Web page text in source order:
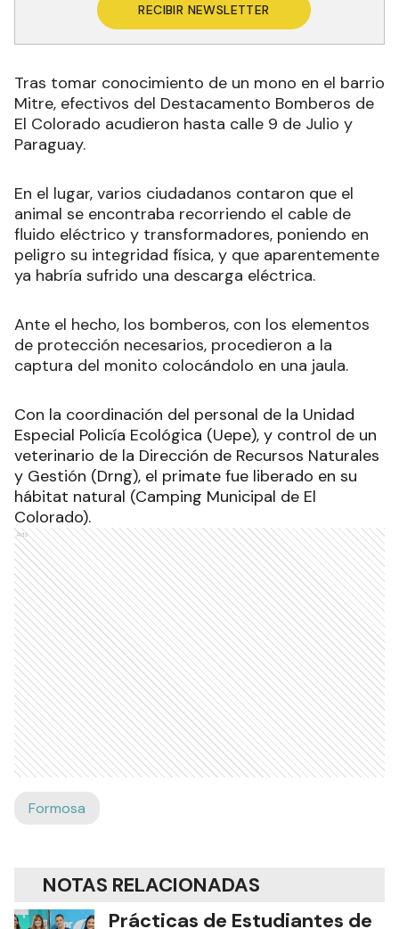
RECIBIR NEWSLETTER
Tras tomar conocimiento de un mono en el barrio
Mitre, efectivos del Destacamento Bomberos de
El Colorado acudieron hasta calle 9 de Julio y
Paraguay.
En el lugar, varios ciudadanos contaron que el
animal se encontraba recorriendo el cable de
fluido eléctrico y transformadores, poniendo en
peligro su integridad física, y que aparentemente
ya habría sufrido una descarga eléctrica.
Ante el hecho, los bomberos, con los elementos
de protección necesarios, procedieron a la
captura del monito colocándolo en una jaula.
Con la coordinación del personal de la Unidad
Especial Policía Ecológica (Uepe), y control de un
veterinario de la Dirección de Recursos Naturales
y Gestión (Drng), el primate fue liberado en su
hábitat natural (Camping Municipal de El
Colorado).
Ads
Formosa
NOTAS RELACIONADAS
Prácticas de Estudiantes de